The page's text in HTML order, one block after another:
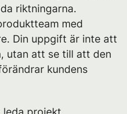
riktningarna.
med
Din uppgift är inte att
utan att se till att den
kundens